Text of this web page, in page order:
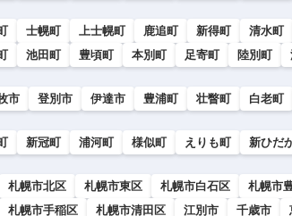
士幌町 上士幌町 鹿追町 新得町 清水町
池田町 豊頃町 本別町 足寄町 陸別町
市 登別市 伊達市 豊浦町 壮瞥町 白老町
新冠町 浦河町 様似町 えりも町 新ひだ
札幌市北区 札幌市東区 札幌市白石区 札幌市
札幌市手稲区 札幌市清田区 江別市 千歳市